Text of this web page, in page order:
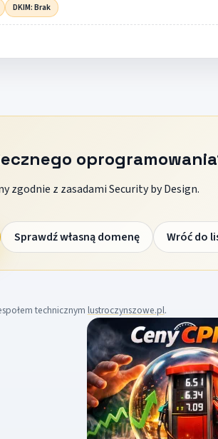
DKIM: Brak
zgodnie z zasadami Security by Design.
Sprawdź własną domenę Wróć do
technicznym lustroczynszowe.pl.